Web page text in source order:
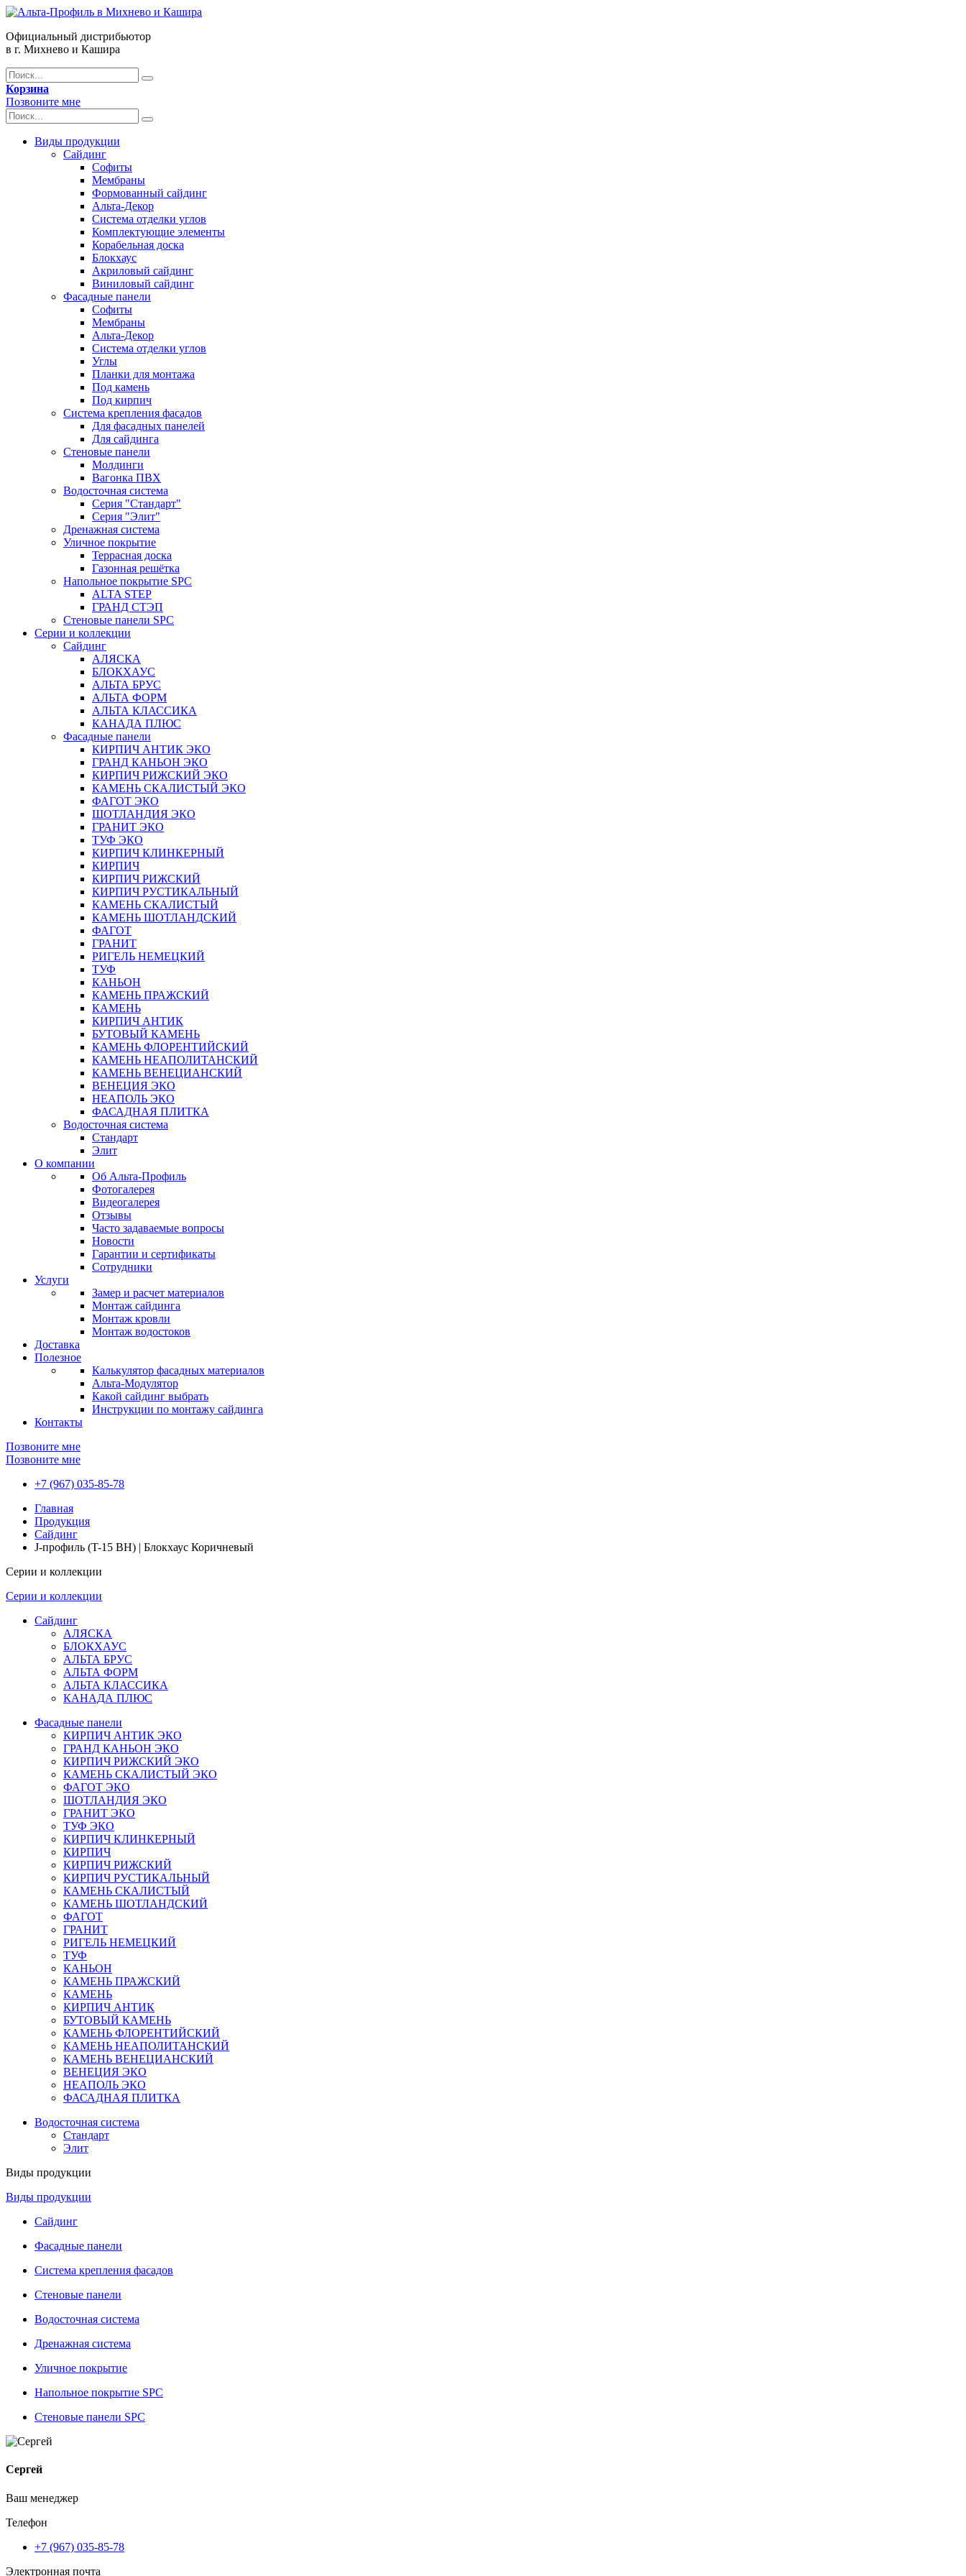
Официальный дистрибьютор
в г. Михнево и Кашира
Корзина
Позвоните мне
Виды продукции
Сайдинг
Софиты
Мембраны
Формованный сайдинг
Альта-Декор
Система отделки углов
Комплектующие элементы
Корабельная доска
Блокхаус
Акриловый сайдинг
Виниловый сайдинг
Фасадные панели
Софиты
Мембраны
Альта-Декор
Система отделки углов
Углы
Планки для монтажа
Под камень
Под кирпич
Система крепления фасадов
Для фасадных панелей
Для сайдинга
Стеновые панели
Молдинги
Вагонка ПВХ
Водосточная система
Серия "Стандарт"
Серия "Элит"
Дренажная система
Уличное покрытие
Террасная доска
Газонная решётка
Напольное покрытие SPC
ALTA STEP
ГРАНД СТЭП
Стеновые панели SPC
Серии и коллекции
Сайдинг
АЛЯСКА
БЛОКХАУС
АЛЬТА БРУС
АЛЬТА ФОРМ
АЛЬТА КЛАССИКА
КАНАДА ПЛЮС
Фасадные панели
КИРПИЧ АНТИК ЭКО
ГРАНД КАНЬОН ЭКО
КИРПИЧ РИЖСКИЙ ЭКО
КАМЕНЬ СКАЛИСТЫЙ ЭКО
ФАГОТ ЭКО
ШОТЛАНДИЯ ЭКО
ГРАНИТ ЭКО
ТУФ ЭКО
КИРПИЧ КЛИНКЕРНЫЙ
КИРПИЧ
КИРПИЧ РИЖСКИЙ
КИРПИЧ РУСТИКАЛЬНЫЙ
КАМЕНЬ СКАЛИСТЫЙ
КАМЕНЬ ШОТЛАНДСКИЙ
ФАГОТ
ГРАНИТ
РИГЕЛЬ НЕМЕЦКИЙ
ТУФ
КАНЬОН
КАМЕНЬ ПРАЖСКИЙ
КАМЕНЬ
КИРПИЧ АНТИК
БУТОВЫЙ КАМЕНЬ
КАМЕНЬ ФЛОРЕНТИЙСКИЙ
КАМЕНЬ НЕАПОЛИТАНСКИЙ
КАМЕНЬ ВЕНЕЦИАНСКИЙ
ВЕНЕЦИЯ ЭКО
НЕАПОЛЬ ЭКО
ФАСАДНАЯ ПЛИТКА
Водосточная система
Стандарт
Элит
О компании
Об Альта-Профиль
Фотогалерея
Видеогалерея
Отзывы
Часто задаваемые вопросы
Новости
Гарантии и сертификаты
Сотрудники
Услуги
Замер и расчет материалов
Монтаж сайдинга
Монтаж кровли
Монтаж водостоков
Доставка
Полезное
Калькулятор фасадных материалов
Альта-Модулятор
Какой сайдинг выбрать
Инструкции по монтажу сайдинга
Контакты
Позвоните мне
Позвоните мне
+7 (967) 035-85-78
Главная
Продукция
Сайдинг
J-профиль (T-15 BH) | Блокхаус Коричневый
Серии и коллекции
Серии и коллекции
Сайдинг
АЛЯСКА
БЛОКХАУС
АЛЬТА БРУС
АЛЬТА ФОРМ
АЛЬТА КЛАССИКА
КАНАДА ПЛЮС
Фасадные панели
КИРПИЧ АНТИК ЭКО
ГРАНД КАНЬОН ЭКО
КИРПИЧ РИЖСКИЙ ЭКО
КАМЕНЬ СКАЛИСТЫЙ ЭКО
ФАГОТ ЭКО
ШОТЛАНДИЯ ЭКО
ГРАНИТ ЭКО
ТУФ ЭКО
КИРПИЧ КЛИНКЕРНЫЙ
КИРПИЧ
КИРПИЧ РИЖСКИЙ
КИРПИЧ РУСТИКАЛЬНЫЙ
КАМЕНЬ СКАЛИСТЫЙ
КАМЕНЬ ШОТЛАНДСКИЙ
ФАГОТ
ГРАНИТ
РИГЕЛЬ НЕМЕЦКИЙ
ТУФ
КАНЬОН
КАМЕНЬ ПРАЖСКИЙ
КАМЕНЬ
КИРПИЧ АНТИК
БУТОВЫЙ КАМЕНЬ
КАМЕНЬ ФЛОРЕНТИЙСКИЙ
КАМЕНЬ НЕАПОЛИТАНСКИЙ
КАМЕНЬ ВЕНЕЦИАНСКИЙ
ВЕНЕЦИЯ ЭКО
НЕАПОЛЬ ЭКО
ФАСАДНАЯ ПЛИТКА
Водосточная система
Стандарт
Элит
Виды продукции
Виды продукции
Сайдинг
Фасадные панели
Система крепления фасадов
Стеновые панели
Водосточная система
Дренажная система
Уличное покрытие
Напольное покрытие SPC
Стеновые панели SPC
Сергей
Ваш менеджер
Телефон
+7 (967) 035-85-78
Электронная почта